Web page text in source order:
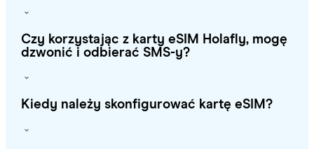
Czy korzystając z karty eSIM Holafly, mogę
dzwonić i odbierać SMS-y?
Kiedy należy skonfigurować kartę eSIM?